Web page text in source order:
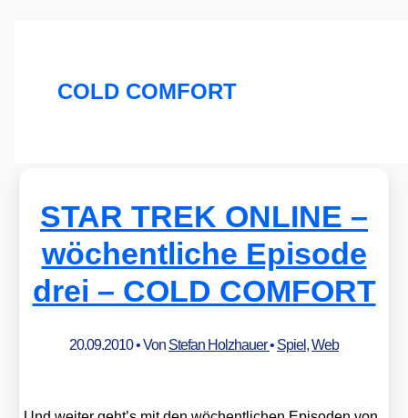
COLD COMFORT
STAR TREK ONLINE –
wöchentliche Episode
drei – COLD COMFORT
20.09.2010• Von Stefan Holzhauer• Spiel,Web